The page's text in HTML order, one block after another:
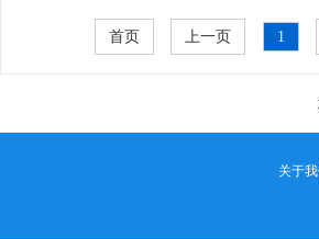
首页 上一页 1
关于